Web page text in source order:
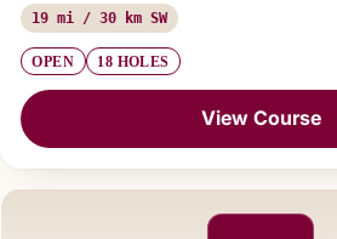
19 mi / 30 km SW
OPEN 18 HOLES
View Course